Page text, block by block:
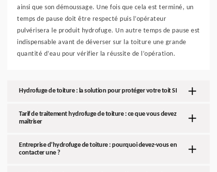
ainsi que son démoussage. Une fois que cela est terminé, un
temps de pause doit être respecté puis l’opérateur
pulvérisera le produit hydrofuge. Un autre temps de pause est
indispensable avant de déverser sur la toiture une grande
quantité d’eau pour vérifier la réussite de l’opération.
Hydrofuge de toiture : la solution pour protéger votre toit SI
Tarif de traitement hydrofuge de toiture : ce que vous devez
maîtriser
Entreprise d’hydrofuge de toiture : pourquoi devez-vous en
contacter une ?